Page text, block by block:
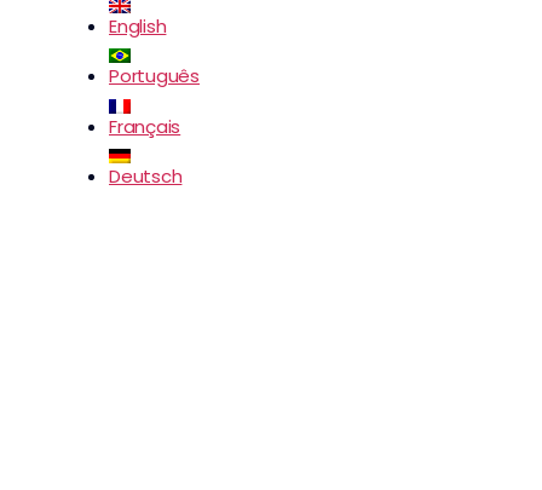
English
Português
Français
Deutsch